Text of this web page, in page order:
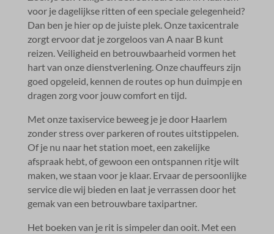
voor je dagelijkse ritten of een speciale gelegenheid?
Dan ben je hier op de juiste plek.​ Onze taxicentrale
zorgt ervoor dat je zorgeloos van A naar B kunt
reizen.​ Veiligheid en betrouwbaarheid vormen het
hart van onze dienstverlening.​ Onze chauffeurs zijn
goed opgeleid, kennen de routes op hun duimpje en
dragen zorg voor jouw comfort en tijd.​
Met onze taxiservice beweeg je je door Haarlem
zonder stress over parkeren of routes uitstippelen.​
Of je nu naar het station moet, een zakelijke
afspraak hebt, of gewoon een ontspannen ritje wilt
maken, we staan voor je klaar.​ Ervaar de persoonlijke
service die wij bieden en laat je verrassen door het
gemak van een betrouwbare taxipartner.​
Het boeken van je rit is simpeler dan ooit.​ Met een